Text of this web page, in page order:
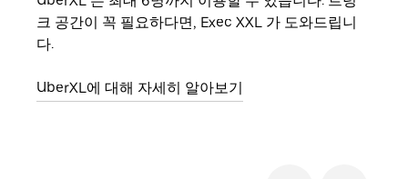
크 공간이 꼭 필요하다면, Exec XXL 가 도와드립니
다.
UberXL에 대해 자세히 알아보기